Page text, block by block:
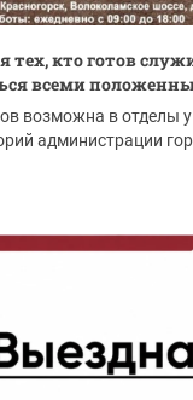
тех, кто готов
всеми
возможна в отделы
администрации